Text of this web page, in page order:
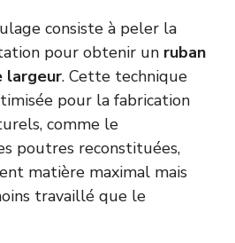
consiste à peler la
pour obtenir un ruban
largeur. Cette technique
pour la fabrication
comme le
poutres reconstituées,
matière maximal mais
travaillé que le